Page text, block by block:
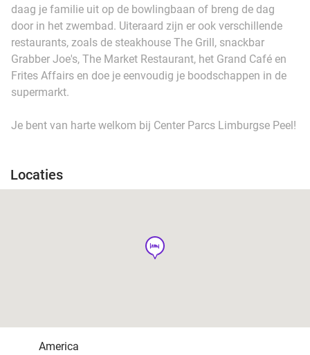
daag je familie uit op de bowlingbaan of breng de dag
door in het zwembad. Uiteraard zijn er ook verschillende
restaurants, zoals de steakhouse The Grill, snackbar
Grabber Joe's, The Market Restaurant, het Grand Café en
Frites Affairs en doe je eenvoudig je boodschappen in de
supermarkt.
Je bent van harte welkom bij Center Parcs Limburgse Peel!
Locaties
hotel
America